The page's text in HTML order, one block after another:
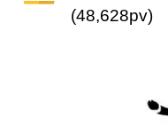
(48,628pv)